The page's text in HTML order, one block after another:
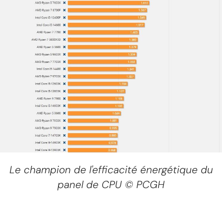
Le champion de l'efficacité énergétique du
panel de CPU © PCGH